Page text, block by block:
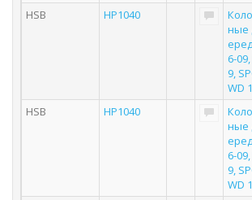
HSB
HP1040
ные
6-
9,
WD
HSB
HP1040
ные
6-
9,
WD